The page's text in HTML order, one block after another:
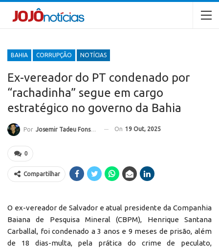
BAHIA CORRUPÇÃO NOTÍCIAS
Ex-vereador do PT condenado por
“rachadinha” segue em cargo
estratégico no governo da Bahia
Por Josemir Tadeu Fonseca On 19 Out, 2025
0
Compartilhar
O ex-vereador de Salvador e atual presidente da Companhia
Baiana de Pesquisa Mineral (CBPM), Henrique Santana
Carballal, foi condenado a 3 anos e 9 meses de prisão, além
de 18 dias-multa, pela prática do crime de peculato,